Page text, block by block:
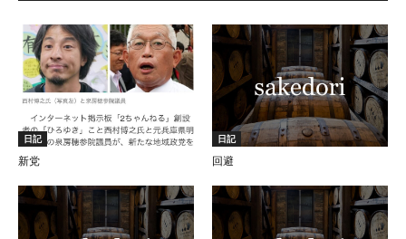
日記
新党
日記
回避